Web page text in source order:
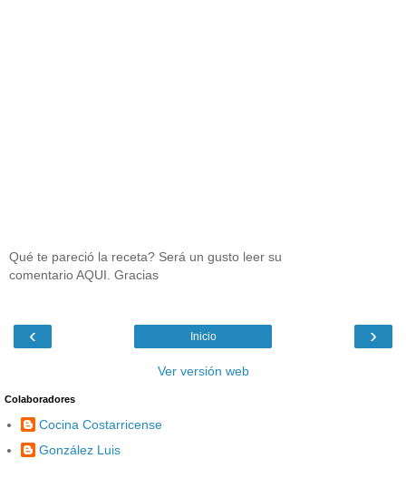
Qué te pareció la receta? Será un gusto leer su
comentario AQUI. Gracias
‹ ›
Inicio
Ver versión web
Colaboradores
Cocina Costarricense
González Luis